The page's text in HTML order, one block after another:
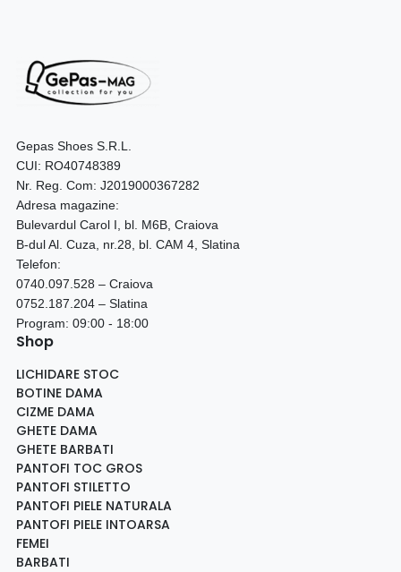
Gepas Shoes S.R.L.
CUI: RO40748389
Nr. Reg. Com: J2019000367282
Adresa magazine:
Bulevardul Carol I, bl. M6B, Craiova
B-dul Al. Cuza, nr.28, bl. CAM 4, Slatina
Telefon:
0740.097.528 – Craiova
0752.187.204 – Slatina
Program: 09:00 - 18:00
Shop
LICHIDARE STOC
BOTINE DAMA
CIZME DAMA
GHETE DAMA
GHETE BARBATI
PANTOFI TOC GROS
PANTOFI STILETTO
PANTOFI PIELE NATURALA
PANTOFI PIELE INTOARSA
FEMEI
BARBATI